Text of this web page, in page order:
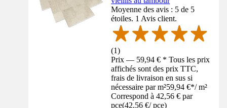
Moyenne des avis : 5 de 5
étoiles. 1 Avis client.
(1)
Prix — 59,94 € * Tous les prix
affichés sont des prix TTC,
frais de livraison en sus si
nécessaire par m²59,94 €*/ m²
Correspond à 42,56 € par
pce(42,56 €/ pce)